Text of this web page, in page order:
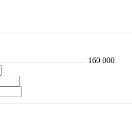
160 000